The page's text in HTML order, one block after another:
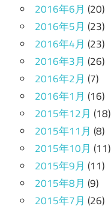
2016年6月 (20)
2016年5月 (23)
2016年4月 (23)
2016年3月 (26)
2016年2月 (7)
2016年1月 (16)
2015年12月 (18)
2015年11月 (8)
2015年10月 (11)
2015年9月 (11)
2015年8月 (9)
2015年7月 (26)